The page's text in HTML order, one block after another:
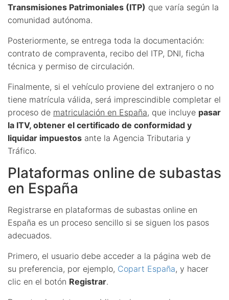
Transmisiones Patrimoniales (ITP) que varía según la
comunidad autónoma.
Posteriormente, se entrega toda la documentación:
contrato de compraventa, recibo del ITP, DNI, ficha
técnica y permiso de circulación.
Finalmente, si el vehículo proviene del extranjero o no
tiene matrícula válida, será imprescindible completar el
proceso de matriculación en España, que incluye pasar
la ITV, obtener el certificado de conformidad y
liquidar impuestos ante la Agencia Tributaria y
Tráfico.
Plataformas online de subastas
en España
Registrarse en plataformas de subastas online en
España es un proceso sencillo si se siguen los pasos
adecuados.
Primero, el usuario debe acceder a la página web de
su preferencia, por ejemplo, Copart España, y hacer
clic en el botón Registrar.